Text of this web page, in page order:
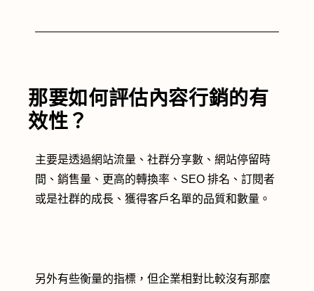
那要如何評估內容行銷的有
效性？
主要是透過網站流量、社群分享數、網站停留時
間、銷售量、更高的轉換率、SEO 排名、訂閱者
或是社群的成長、獲得客戶名單的品質和數量。
另外有些衡量的指標，但企業相對比較沒有那麼